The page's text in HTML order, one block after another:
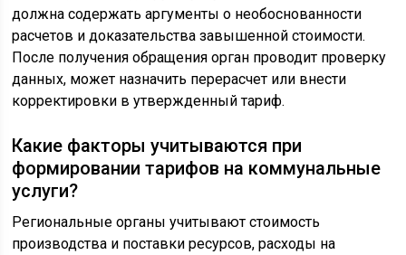
должна содержать аргументы о необоснованности
расчетов и доказательства завышенной стоимости.
После получения обращения орган проводит проверку
данных, может назначить перерасчет или внести
корректировки в утвержденный тариф.
Какие факторы учитываются при
формировании тарифов на коммунальные
услуги?
Региональные органы учитывают стоимость
производства и поставки ресурсов, расходы на